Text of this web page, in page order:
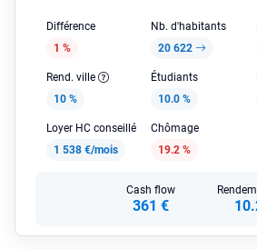
Différence
1 %
Nb. d'habitants
20 622
Rend. ville
10 %
Étudiants
10.0 %
Loyer HC conseillé
1 538 €/mois
Chômage
19.2 %
Cash flow
361 €